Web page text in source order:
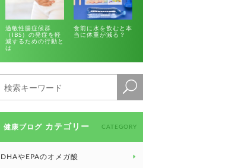
過敏性腸症候群
（IBS）の発症を軽
減するための行動と
は
食前に水を飲むと本
当に体重が減る？
健康ブログ カテゴリー CATEGORY
DHAやEPAのオメガ酸